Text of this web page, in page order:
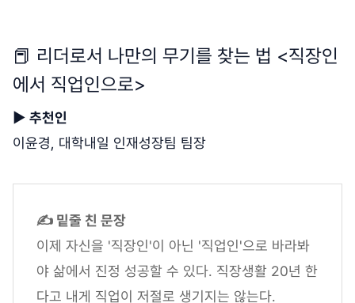
📕 리더로서 나만의 무기를 찾는 법 <직장인
에서 직업인으로>
▶ 추천인
이윤경, 대학내일 인재성장팀 팀장
✍ 밑줄 친 문장
이제 자신을 '직장인'이 아닌 '직업인'으로 바라봐
야 삶에서 진정 성공할 수 있다. 직장생활 20년 한
다고 내게 직업이 저절로 생기지는 않는다.